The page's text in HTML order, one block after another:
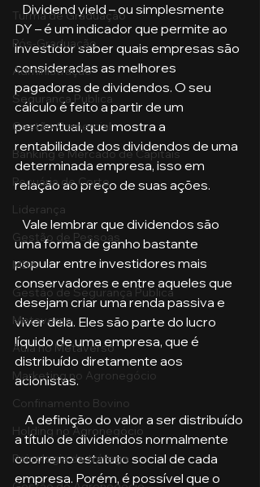
Turma de Graduação
Pós-Graduação
Administração
Segurança Publica
Gestão Comercial
Banking e Mercado de Capitais
Pecuária de Corte
Liderança
Gestão de Pessoas
MBA
Gestão de Segurança Publica
Metaverso
Aula no Metaverso
Marketing no Agronegócio
Confinamento Bovino
Holding no Agronegócio
Psicologia de tráfego
   Dividend yield ­– ou simplesmente
DY – é um indicador que permite ao
investidor saber quais empresas são
consideradas as melhores
pagadoras de dividendos. O seu
cálculo é feito a partir de um
percentual, que mostra a
rentabilidade dos dividendos de uma
determinada empresa, isso em
relação ao preço de suas ações.
uma forma de ganho bastante
popular entre investidores mais
conservadores e entre aqueles que
desejam criar uma renda passiva e
viver dela. Eles são parte do lucro
líquido de uma empresa, que é
distribuído diretamente aos
acionistas.
a título de dividendos normalmente
ocorre no estatuto social de cada
empresa. Porém, é possível que o